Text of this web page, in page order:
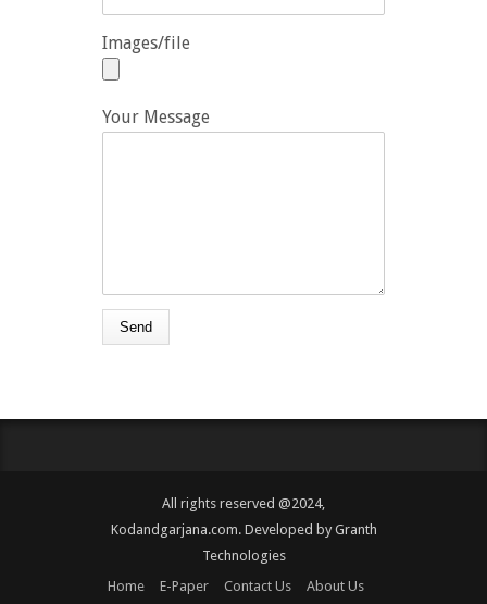
Images/file
Your Message
All rights reserved @2024,
Kodandgarjana.com. Developed by Granth
Technologies
Home
E-Paper Contact Us About Us